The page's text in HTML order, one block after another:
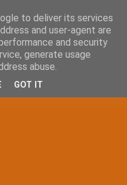
to deliver its services
and user-agent are
and security
generate usage
abuse.
GOT IT